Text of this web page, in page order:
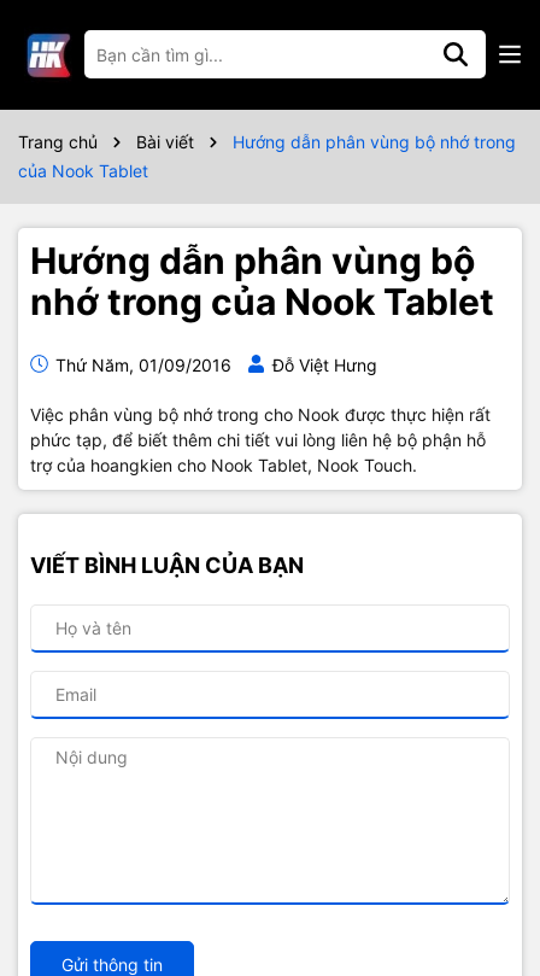
Trang chủ Bài viết
Hướng dẫn phân vùng bộ nhớ trong
của Nook Tablet
Hướng dẫn phân vùng bộ
nhớ trong của Nook Tablet
Thứ Năm, 01/09/2016 Đỗ Việt Hưng
Việc phân vùng bộ nhớ trong cho Nook được thực hiện rất
phức tạp, để biết thêm chi tiết vui lòng liên hệ bộ phận hỗ
trợ của hoangkien cho Nook Tablet, Nook Touch.
VIẾT BÌNH LUẬN CỦA BẠN
Gửi thông tin